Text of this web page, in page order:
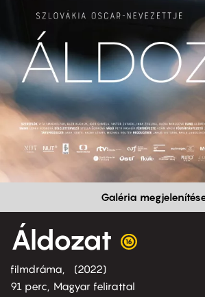
Galéria
Áldozat
filmdráma
2022
91 perc,
Magyar felirattal